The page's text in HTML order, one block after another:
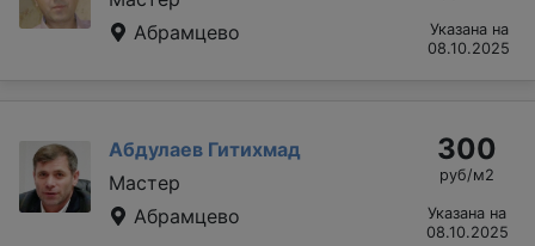
Абрамцево
Указана на
08.10.2025
Абдулаев Гитихмад
Мастер
Абрамцево
300
руб/м2
Указана на
08.10.2025